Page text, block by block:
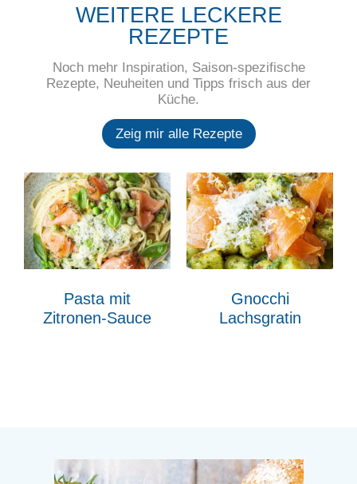
WEITERE LECKERE
REZEPTE
Noch mehr Inspiration, Saison-spezifische
Rezepte, Neuheiten und Tipps frisch aus der
Küche.
Zeig mir alle Rezepte
Pasta mit
Zitronen-Sauce
Gnocchi
Lachsgratin